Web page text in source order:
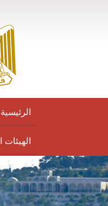
الرئيسية
الهيئات